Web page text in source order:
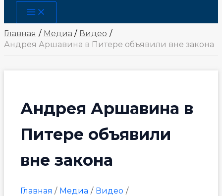
Main
Menu
Главная
Медиа
Видео
Андрея Аршавина в Питере объявили вне закона
Андрея Аршавина в
Питере объявили
вне закона
Главная Медиа
Видео